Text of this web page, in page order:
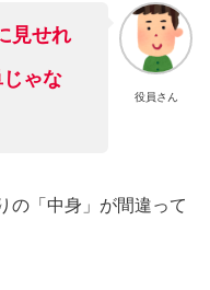
役員さん
見せれ
ゃな
の「中身」が間違って